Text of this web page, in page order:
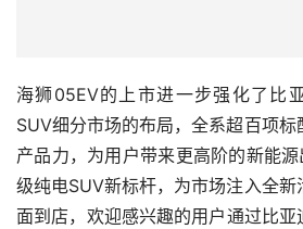
海狮05EV的上市进一步强化了比
SUV细分市场的布局，全系超百项
产品力，为用户带来更高阶的新能
级纯电SUV新标杆，为市场注入全
面到店，欢迎感兴趣的用户通过比